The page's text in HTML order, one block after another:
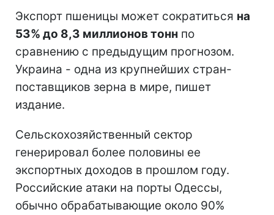
Экспорт пшеницы может сократиться на
53% до 8,3 миллионов тонн по
сравнению с предыдущим прогнозом.
Украина - одна из крупнейших стран-
поставщиков зерна в мире, пишет
издание.
Сельскохозяйственный сектор
генерировал более половины ее
экспортных доходов в прошлом году.
Российские атаки на порты Одессы,
обычно обрабатывающие около 90%